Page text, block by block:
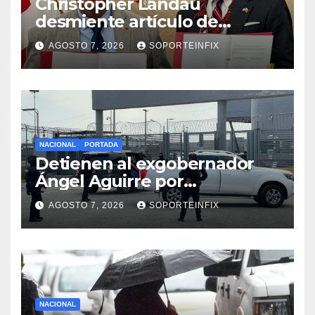
desmiente artículo de
Foreign Policy sobre visita a
Islas Salomón
AGOSTO 7, 2026 SOPORTEINFIX
NACIONAL PORTADA
Detienen al exgobernador
Ángel Aguirre por
obstrucción de la justicia en
el caso Ayotzinapa
AGOSTO 7, 2026 SOPORTEINFIX
NACIONAL